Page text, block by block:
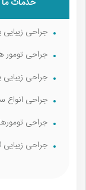
جراحی
جراحی تومور
جراحی زیبایی
جراحی انواع
جراحی
جراحی